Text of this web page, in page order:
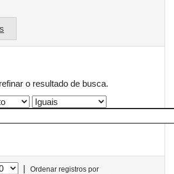
o resultado de busca.
|
Ordenar registros por